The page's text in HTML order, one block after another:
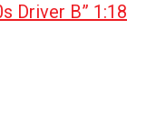
Driver B” 1:18